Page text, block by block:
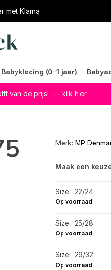
met Klarna
Babykleding (0-1 jaar)
van de prijs! - - klik hier
Merk: MP
Maak een
Size : 22/24
Op voorraad
Size : 25/28
Op voorraad
Size : 29/32
Op voorraad